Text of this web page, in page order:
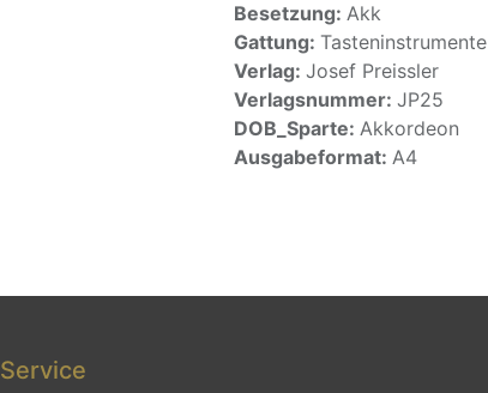
Besetzung: Akk
Gattung: Tasteninstrumente
Verlag: Josef Preissler
Verlagsnummer: JP25
DOB_Sparte: Akkordeon
Ausgabeformat: A4
Service